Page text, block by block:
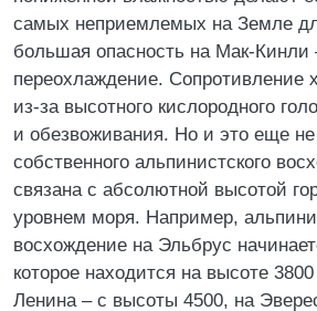
самых неприемлемых на Земле
большая опасность на Мак-
переохлаждение. Сопротивление
из-за высотного кислородного
и обезвоживания. Но и это еще
собственного альпинистского
связана с абсолютной высотой
уровнем моря. Например,
восхождение на Эльбрус
которое находится на высоте
Ленина – с высоты 4500, на